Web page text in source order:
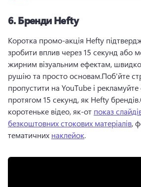
6.Бренди Hefty
Коротка промо-акція Hefty
зробити вплив через 15 секунд або
жирним візуальним ефектам,
рушію та просто основам.Поб'йте
пропустити на YouTube і рекламуйте
протягом 15 секунд, як Hefty брендів.
коротеньке відео, як-от показ
безкоштовних стокових матеріалів,
тематичних наклейок.